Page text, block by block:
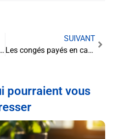
Prud’hommes : Se préparer et réussir sa présentation devant le conseil
SUIVANT
Les congés payés en cas d’arrêt maladie : tout ce que vous devez savoir
pourraient vous